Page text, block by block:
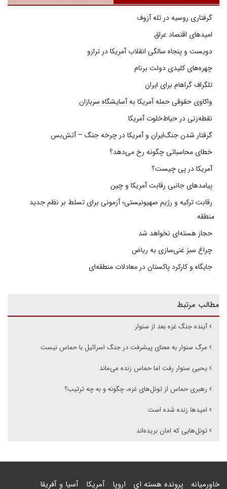
گرفتاری روسیه در تله آزوف
امیدهای اقتصاد عراق
دویست و پنجاه سالگی انقلاب آمریکا در ترازو
چهره‌های کلیدی دولت برنام
تلگراف گراهام برای ایران
واکاوی حقوقی حمله آمریکا به آسایشگاه سربازان
نقطه‌زنی در حیاط‌خلوت آمریکا
گرفتار شدن جنگ‌ایران و آمریکا در چرخه جنگ – آتش‌بس
خطای محاسباتی چگونه رخ می‌دهد؟
آمریکا در پی چیست؟
پیامدهای جانبی رقابت آمریکا و چین
رقابت ترکیه و رژیم صهیونیستی؛ آزمونی برای تسلط بر نظم جدید
منطقه
حجاز هسته‌ای نخواهد شد
چراغ سبز غنی‌سازی به ریاض
جایگاه و کارکرد پاکستان در معادلات منطقه‌ای
مطالب مرتبط
آینده جنگ غزه بعد از سنوار
مرگ سنوار به معنای پیشرفت در جنگ اسرائیل با حماس نیست
یحیی سنوار رفت اما حماس زنده می‌ماند
رهبری حماس از تونل‌های غزه، چگونه و به چه ترتیب؟
امیدها زنده شده است
تونل‌هایی که امان بریده‌اند
خاورمیانه پرونده هسته ای اروپا آمریکا آسیا و آفریقا